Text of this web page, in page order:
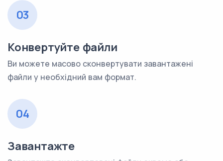
03
Конвертуйте файли
Ви можете масово сконвертувати завантажені
файли у необхідний вам формат.
04
Завантажте